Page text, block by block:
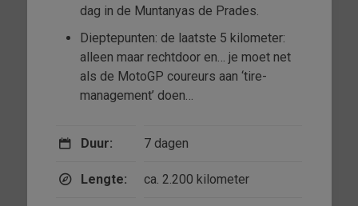
dag in de Muntanyas de Prades.
Dieptepunten: de laatste 5 kilometer:
alleen maar rechtdoor en… je moet net
als de MotoGP coureurs aan ‘tire-
management’ doen…
Duur: 7 dagen
Lengte: ca. 2.200 kilometer